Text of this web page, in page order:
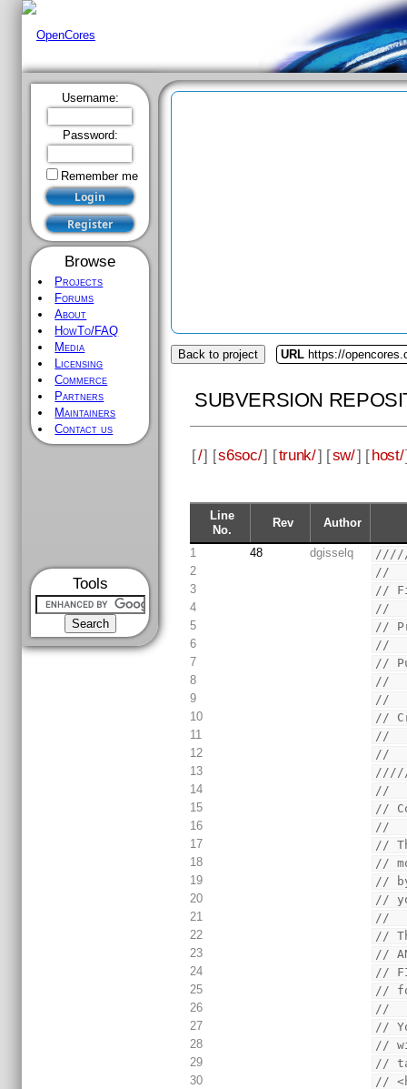
Username:
Password:
Remember me
Browse
Projects
Forums
About
HowTo/FAQ
Media
Licensing
Commerce
Partners
Maintainers
Contact us
Tools
Back to project URL https://
SUBVERSION
[/] [s6soc/] [trunk/] [sw/] [host/
Line
No.
Rev Author
1 48 dgisselq
2
//
3
//
4
//
5
//
6
//
7
//
8
//
9
//
10
//
11
//
12
//
13
14
//
15
//
16
//
17
//
18
//
19
//
20
//
21
//
22
//
23
//
24
//
25
//
26
//
27
//
28
//
29
//
30
//